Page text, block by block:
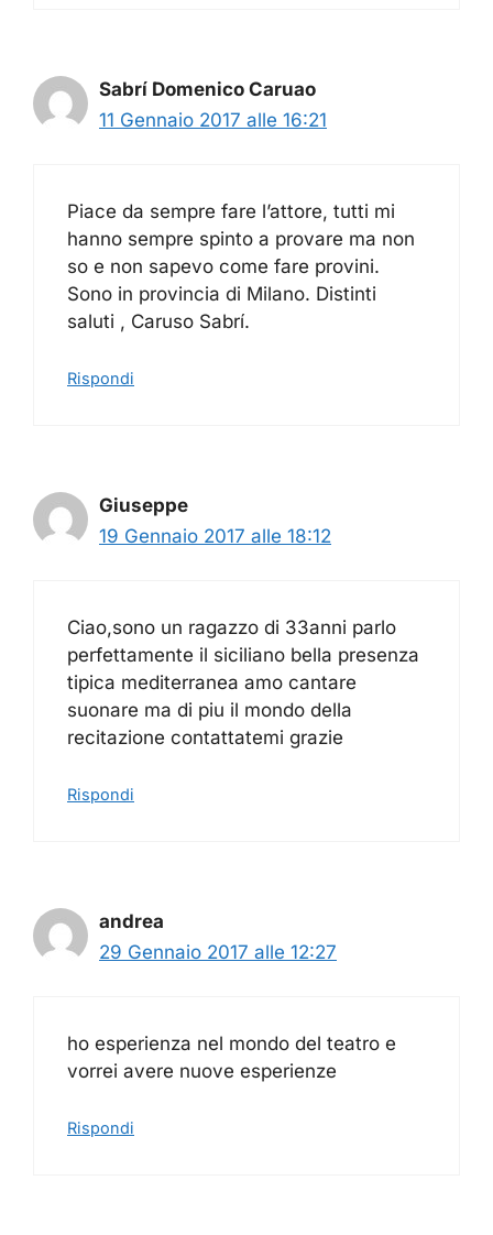
Sabrí Domenico Caruao
11 Gennaio 2017 alle 16:21
Piace da sempre fare l’attore, tutti mi
hanno sempre spinto a provare ma non
so e non sapevo come fare provini.
Sono in provincia di Milano. Distinti
saluti , Caruso Sabrí.
Rispondi
Giuseppe
19 Gennaio 2017 alle 18:12
Ciao,sono un ragazzo di 33anni parlo
perfettamente il siciliano bella presenza
tipica mediterranea amo cantare
suonare ma di piu il mondo della
recitazione contattatemi grazie
Rispondi
andrea
29 Gennaio 2017 alle 12:27
ho esperienza nel mondo del teatro e
vorrei avere nuove esperienze
Rispondi